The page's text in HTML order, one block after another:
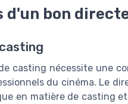
d'un bon
casting nécessite une
du cinéma. Le
en matière de casting